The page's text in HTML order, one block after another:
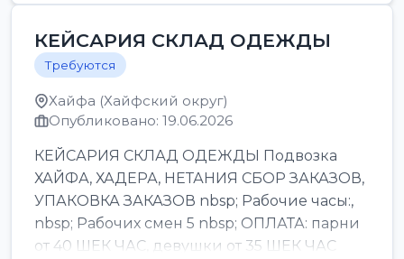
КЕЙСАРИЯ СКЛАД ОДЕЖДЫ
Требуются
Хайфа (Хайфский округ)
Опубликовано: 19.06.2026
КЕЙСАРИЯ СКЛАД ОДЕЖДЫ Подвозка
ХАЙФА, ХАДЕРА, НЕТАНИЯ СБОР ЗАКАЗОВ,
УПАКОВКА ЗАКАЗОВ nbsp; Рабочие часы:,
nbsp; Рабочих смен 5 nbsp; ОПЛАТА: парни
от 40 ШЕК ЧАС, девушки от 35 ШЕК ЧАС